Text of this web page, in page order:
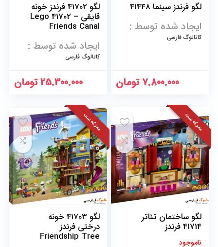
لگو فرندز سینما 41448
ایجاد شده توسط :
کاتالوگ فارسی
7.800.000 تومان
لگو 41702 فرندز خونه
قایقی – Lego 41702
Friends Canal
ایجاد شده توسط :
کاتالوگ فارسی
25.300.000تومان
معرکه ست
لگو ساختمان تئاتر
41714 فرندز
ناموجود
معرکه ست
لگو 41703 خونه
درختی فرندز
Friendship Tree